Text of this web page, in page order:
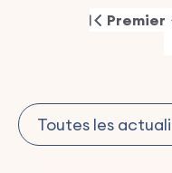
Pagination
First
Premier
Toutes les